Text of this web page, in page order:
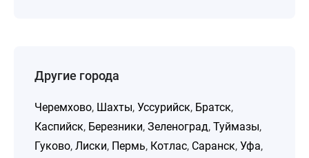
Другие города
Черемхово, Шахты, Уссурийск, Братск,
Каспийск, Березники, Зеленоград, Туймазы,
Гуково, Лиски, Пермь, Котлас, Саранск, Уфа,